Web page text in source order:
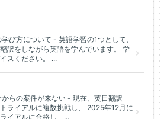
び方について - 英語学習の1つとして、
訳をしながら英語を学んでいます。 学
スください。 ...
らの案件が来ない - 現在、英日翻訳
ライアルに複数挑戦し、 2025年12月に
イアルに合格し、...